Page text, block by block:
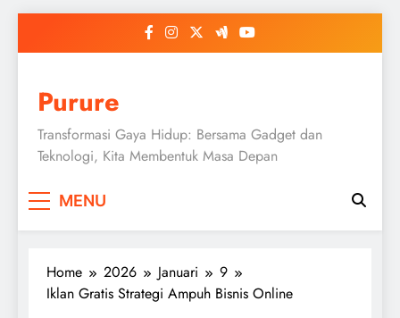
Purure
Transformasi Gaya Hidup: Bersama Gadget dan
Teknologi, Kita Membentuk Masa Depan
MENU
Home 2026 Januari
9
Iklan Gratis Strategi Ampuh Bisnis Online